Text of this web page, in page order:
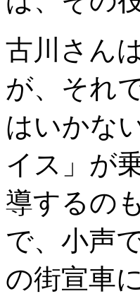
古川さん
が、それ
はいかな
イス」が
導するの
で、小声
の街宣車